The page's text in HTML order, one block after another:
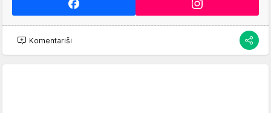
Komentariši